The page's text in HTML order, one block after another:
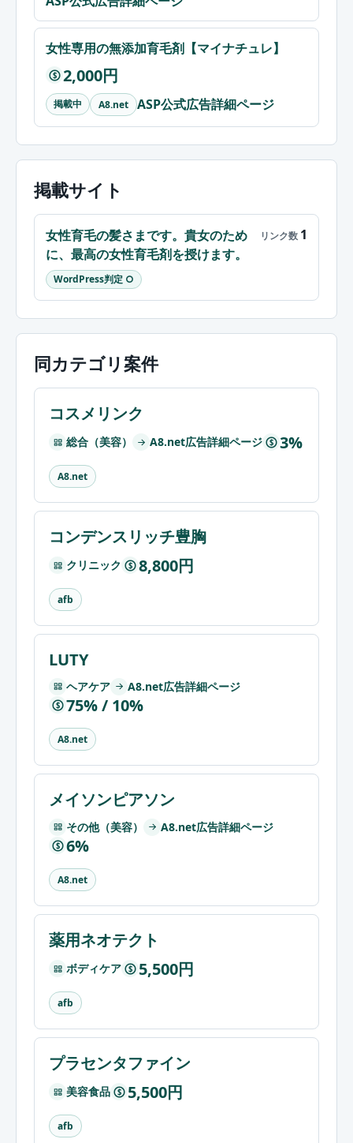
女性専用の無添加育毛剤【マイナチュレ】
$ 2,000円
掲載中 A8.net ASP公式広告詳細ページ
掲載サイト
女性育毛の髪さまです。貴女のため
に、最高の女性育毛剤を授けます。
WordPress判定 ○
1
同カテゴリ案件
コスメリンク
総合（美容） A8.net広告詳細ページ $ 3%
A8.net
コンデンスリッチ豊胸
クリニック $ 8,800円
afb
LUTY
ヘアケア A8.net広告詳細ページ
$ 75% / 10%
A8.net
メイソンピアソン
その他（美容） A8.net広告詳細ページ
$ 6%
A8.net
薬用ネオテクト
ボディケア $ 5,500円
afb
プラセンタファイン
美容食品 $ 5,500円
afb